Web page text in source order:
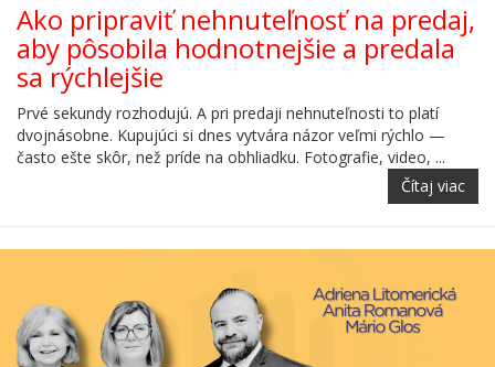
Ako pripraviť nehnuteľnosť na predaj,
aby pôsobila hodnotnejšie a predala
sa rýchlejšie
Prvé sekundy rozhodujú. A pri predaji nehnuteľnosti to platí
dvojnásobne. Kupujúci si dnes vytvára názor veľmi rýchlo —
často ešte skôr, než príde na obhliadku. Fotografie, video, ...
Čítaj viac